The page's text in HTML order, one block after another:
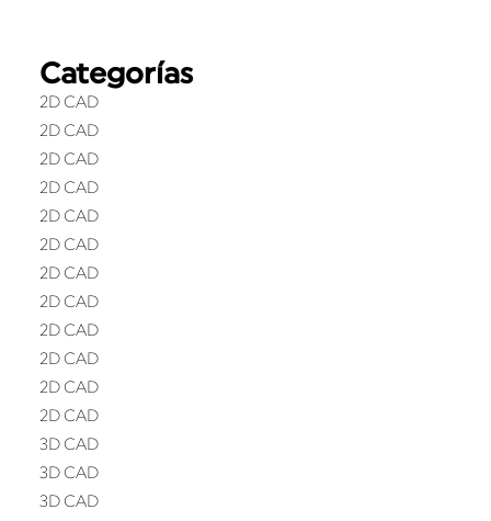
Categorías
2D CAD
2D CAD
2D CAD
2D CAD
2D CAD
2D CAD
2D CAD
2D CAD
2D CAD
2D CAD
2D CAD
2D CAD
3D CAD
3D CAD
3D CAD